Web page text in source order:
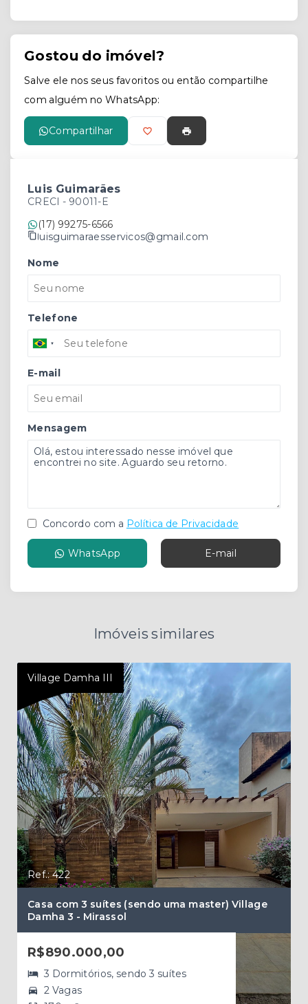
Gostou do imóvel?
Salve ele nos seus favoritos ou então compartilhe
com alguém no WhatsApp:
Compartilhar
Luis Guimarães
CRECI - 90011-E
(17) 99275-6566
luisguimaraesservicos@gmail.com
Nome
Telefone
E-mail
Mensagem
Concordo com a Política de Privacidade
WhatsApp E-mail
Imóveis similares
Village Damha III
Ref.: 422
Casa com 3 suítes (sendo uma master) Village
Damha 3 - Mirassol
R$890.000,00
3 Dormitórios, sendo 3 suítes
2 Vagas